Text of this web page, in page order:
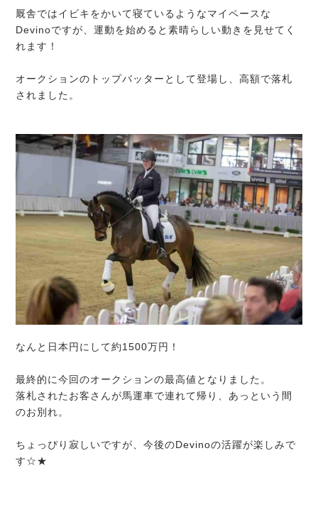
厩舎ではイビキをかいて寝ているようなマイペースな
Devinoですが、運動を始めると素晴らしい動きを見せてく
れます！
オークションのトップバッターとして登場し、高額で落札
されました。
なんと日本円にして約1500万円！
最終的に今回のオークションの最高値となりました。
落札されたお客さんが馬運車で連れて帰り、あっという間
のお別れ。
ちょっぴり寂しいですが、今後のDevinoの活躍が楽しみで
す☆★